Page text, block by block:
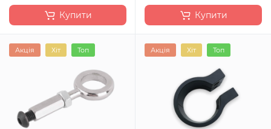
Купити Купити
Акція Хіт Топ Акція Хіт Топ